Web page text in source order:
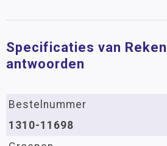
Specificaties van
antwoorden
Bestelnummer
1310-11698